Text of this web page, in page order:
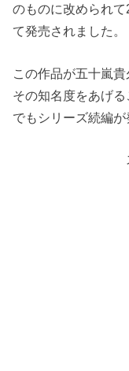
のものに改められ
て発売されました。
この作品が五十嵐
その知名度をあげ
でもシリーズ続編が